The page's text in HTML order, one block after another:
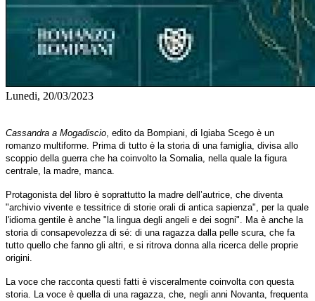
Lunedi, 20/03/2023
Cassandra a Mogadiscio, edito da Bompiani, di Igiaba Scego è un
romanzo multiforme. Prima di tutto è la storia di una famiglia, divisa allo
scoppio della guerra che ha coinvolto la Somalia, nella quale la figura
centrale, la madre, manca.
Protagonista del libro è soprattutto la madre dell’autrice, che diventa
"archivio vivente e tessitrice di storie orali di antica sapienza", per la quale
l'idioma gentile è anche "la lingua degli angeli e dei sogni". Ma è anche la
storia di consapevolezza di sé: di una ragazza dalla pelle scura, che fa
tutto quello che fanno gli altri, e si ritrova donna alla ricerca delle proprie
origini.
La voce che racconta questi fatti è visceralmente coinvolta con questa
storia. La voce è quella di una ragazza, che, negli anni Novanta, frequenta